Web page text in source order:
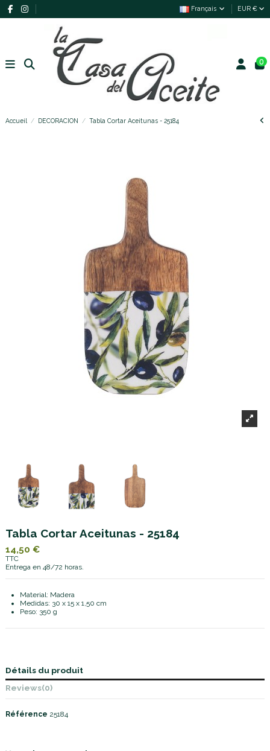
Français EUR €
0
Accueil DECORACION Tabla Cortar Aceitunas - 25184
Tabla Cortar Aceitunas - 25184
14,50 €
TTC
Entrega en 48/72 horas.
Material: Madera
Medidas: 30 x 15 x 1,50 cm
Peso: 350 g
Détails du produit
Reviews(0)
Référence 25184